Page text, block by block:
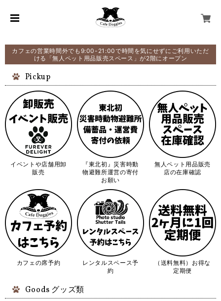
カフェの営業時間外でも9:00-21:00で時間を気にせずにご利用いただ
ける「無人ペット用品販売スペース」が2階にオープン
Pickup
イベントや店舗用卸
販売
『東北初』災害時動
物避難所運営の寄付
お願い
無人ペット用品販売
店の在庫確認
カフェの席予約
レンタルスペース予
約
（送料無料）お得な
定期便
Goods グッズ類